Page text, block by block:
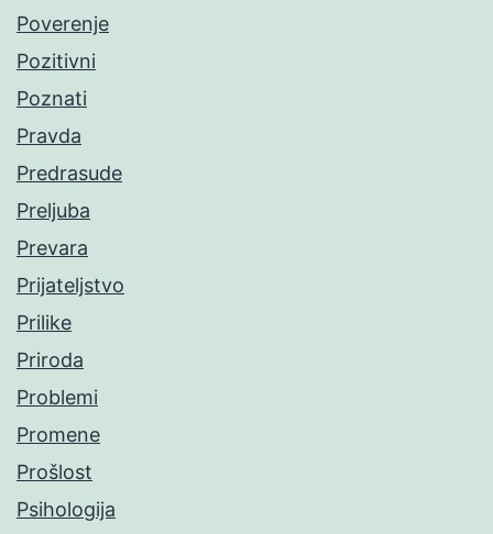
Poverenje
Pozitivni
Poznati
Pravda
Predrasude
Preljuba
Prevara
Prijateljstvo
Prilike
Priroda
Problemi
Promene
Prošlost
Psihologija